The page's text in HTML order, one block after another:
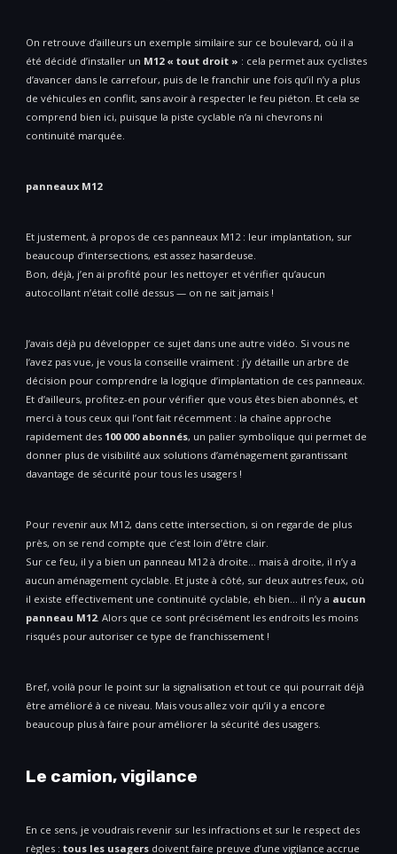
On retrouve d’ailleurs un exemple similaire sur ce boulevard, où il a
été décidé d’installer un M12 « tout droit » : cela permet aux cyclistes
d’avancer dans le carrefour, puis de le franchir une fois qu’il n’y a plus
de véhicules en conflit, sans avoir à respecter le feu piéton. Et cela se
comprend bien ici, puisque la piste cyclable n’a ni chevrons ni
continuité marquée.
panneaux M12
Et justement, à propos de ces panneaux M12 : leur implantation, sur
beaucoup d’intersections, est assez hasardeuse.
Bon, déjà, j’en ai profité pour les nettoyer et vérifier qu’aucun
autocollant n’était collé dessus — on ne sait jamais !
J’avais déjà pu développer ce sujet dans une autre vidéo. Si vous ne
l’avez pas vue, je vous la conseille vraiment : j’y détaille un arbre de
décision pour comprendre la logique d’implantation de ces panneaux.
Et d’ailleurs, profitez-en pour vérifier que vous êtes bien abonnés, et
merci à tous ceux qui l’ont fait récemment : la chaîne approche
rapidement des 100 000 abonnés, un palier symbolique qui permet de
donner plus de visibilité aux solutions d’aménagement garantissant
davantage de sécurité pour tous les usagers !
Pour revenir aux M12, dans cette intersection, si on regarde de plus
près, on se rend compte que c’est loin d’être clair.
Sur ce feu, il y a bien un panneau M12 à droite… mais à droite, il n’y a
aucun aménagement cyclable. Et juste à côté, sur deux autres feux, où
il existe effectivement une continuité cyclable, eh bien… il n’y a aucun
panneau M12. Alors que ce sont précisément les endroits les moins
risqués pour autoriser ce type de franchissement !
Bref, voilà pour le point sur la signalisation et tout ce qui pourrait déjà
être amélioré à ce niveau. Mais vous allez voir qu’il y a encore
beaucoup plus à faire pour améliorer la sécurité des usagers.
Le camion, vigilance
En ce sens, je voudrais revenir sur les infractions et sur le respect des
règles : tous les usagers doivent faire preuve d’une vigilance accrue